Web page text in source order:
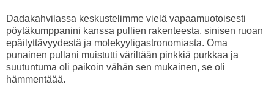
Dadakahvilassa keskustelimme vielä vapaamuotoisesti
pöytäkumppanini kanssa pullien rakenteesta, sinisen ruoan
epäilyttävyydestä ja molekyyligastronomiasta. Oma
punainen pullani muistutti väriltään pinkkiä purkkaa ja
suutuntuma oli paikoin vähän sen mukainen, se oli
hämmentäää.